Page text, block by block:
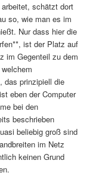
schätzt dort
so, wie man es im
Nur dass hier die
ist der Platz auf
im Gegenteil zu dem
das prinzipiell die
eben der Computer
bei den
beschrieben
beliebig groß sind
im Netz
keinen Grund